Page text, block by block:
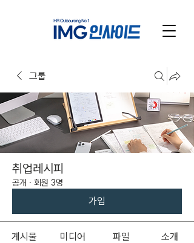
그룹
취업레시피
공개 · 회원 3명
가입
게시물 미디어 파일 소개